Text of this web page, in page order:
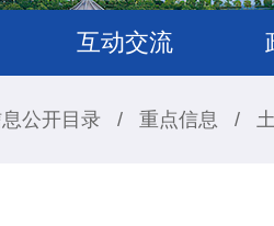
互动交流
公开目录 / 重点信息 /